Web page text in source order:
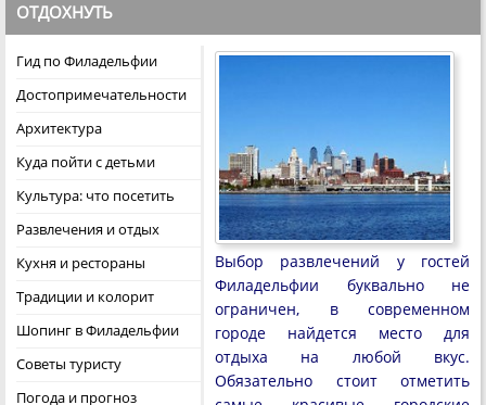
ОТДОХНУТЬ
Гид по Филадельфии
Достопримечательности
Архитектура
Куда пойти с детьми
Культура: что посетить
Развлечения и отдых
Кухня и рестораны
Традиции и колорит
Шопинг в Филадельфии
Советы туристу
Погода и прогноз
Выбор развлечений у гостей
Филадельфии буквально не
ограничен, в современном
городе найдется место для
отдыха на любой вкус.
Обязательно стоит отметить